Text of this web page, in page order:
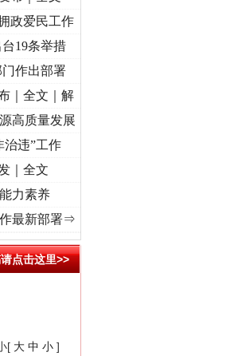
“转折之城”激荡..
政爱民工作
19条举措
作出部署
｜全文｜解
高质量发展
治违”工作
｜全文
力素养
最新部署⇒
点击这里>>
[ 大 中 小 ]